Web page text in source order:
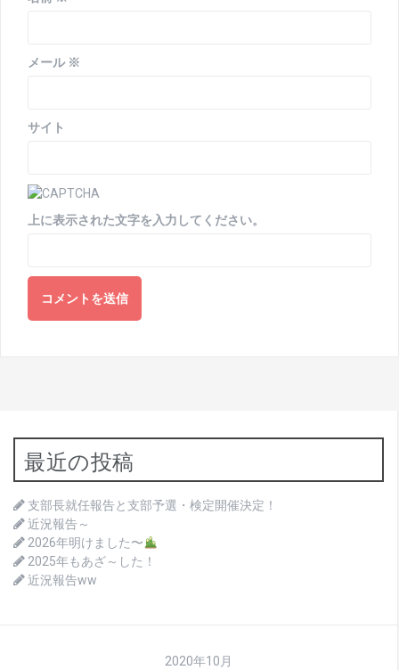
メール ※
サイト
上に表示された文字を入力してください。
最近の投稿
支部長就任報告と支部予選・検定開催決定！
近況報告～
2026年明けました〜
2025年もあざ～した！
近況報告ww
2020年10月